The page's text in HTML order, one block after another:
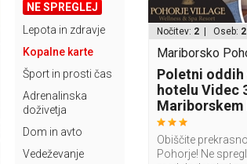
NE SPREGLEJ
Lepota in zdravje
Kopalne karte
Šport in prosti čas
Adrenalinska
doživetja
Dom in avto
Vedeževanje
Nočitev: 2 | Oseb: 2
Mariborsko
Poletni oddih
hotelu Videc
Mariborskem
Obiščite
Pohorje! Ne